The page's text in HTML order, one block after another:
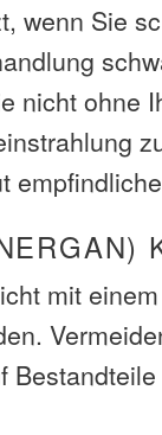
wenn Sie
nicht ohne
mit